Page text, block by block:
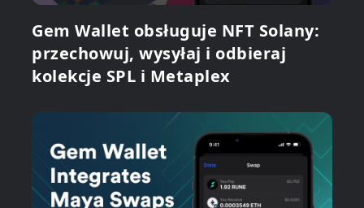
Gem Wallet obsługuje NFT Solany:
przechowuj, wysyłaj i odbieraj
kolekcje SPL i Metaplex